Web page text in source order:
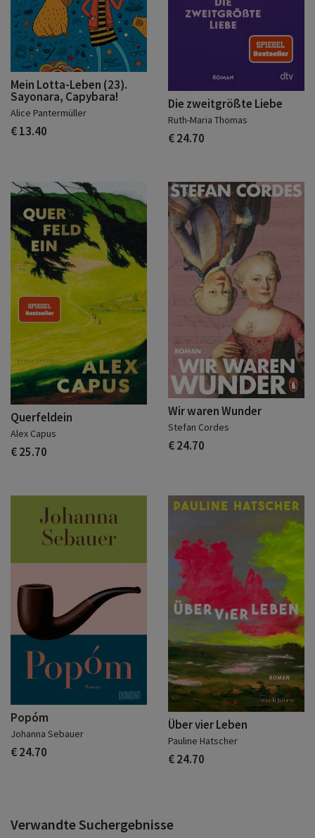
Mein Lotta-Leben (23).
Sayonara, Capybara!
Alice Pantermüller
€ 13.40
Die zweitgrößte Liebe
Ruth-Maria Thomas
€ 24.70
Querfeldein
Alex Capus
€ 25.70
Wir waren Wunder
Stefan Cordes
€ 24.70
Popóm
Johanna Sebauer
€ 24.70
Über vier Leben
Pauline Hatscher
€ 24.70
Verwandte Suchergebnisse